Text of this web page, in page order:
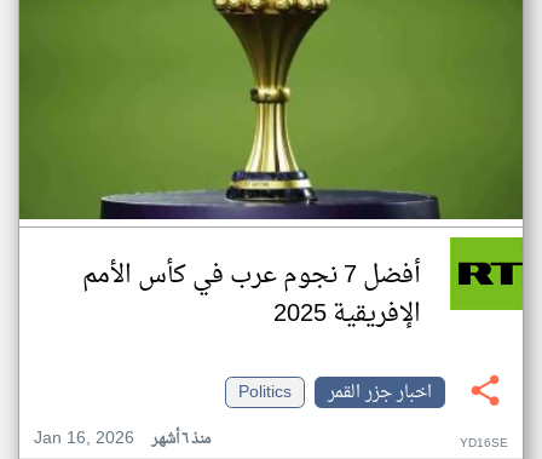
أفضل 7 نجوم عرب في كأس الأمم
الإفريقية 2025
اخبار جزر القمر
Politics
Jan 16, 2026
منذ ٦ أشهر YD16SE